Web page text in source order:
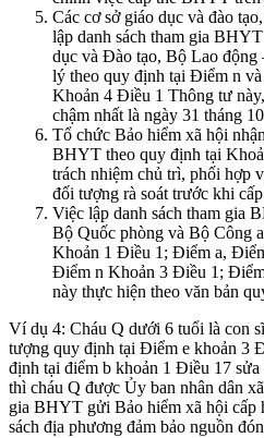
Các cơ sở giáo dục và đào
lập danh sách tham gia
dục và Đào tạo, Bộ Lao
lý theo quy định tại Điểm n
Khoản 4 Điều 1 Thông tư
chậm nhất là ngày 31 tháng
Tổ chức Bảo hiểm xã hội
BHYT theo quy định tại
trách nhiệm chủ trì, phối hợp
đối tượng rà soát trước khi
Việc lập danh sách tham gia
Bộ Quốc phòng và Bộ Công
Khoản 1 Điều 1; Điểm a,
Điểm n Khoản 3 Điều 1;
này thực hiện theo văn bản
Ví dụ 4: Cháu Q dưới 6 tuổi là con
tượng quy định tại Điểm e khoản 3
định tại điểm b khoản 1 Điều 17
thì cháu Q được Ủy ban nhân dân
gia BHYT gửi Bảo hiểm xã hội cấp
sách địa phương đảm bảo nguồn